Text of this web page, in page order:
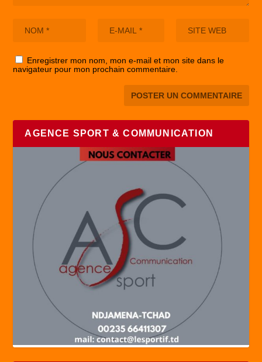
Enregistrer mon nom, mon e-mail et mon site dans le
navigateur pour mon prochain commentaire.
AGENCE SPORT & COMMUNICATION